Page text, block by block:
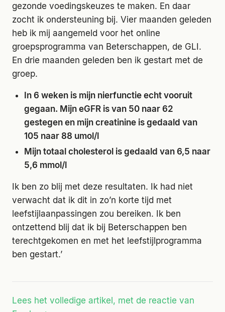
gezonde voedingskeuzes te maken. En daar
zocht ik ondersteuning bij. Vier maanden geleden
heb ik mij aangemeld voor het online
groepsprogramma van Beterschappen, de GLI.
En drie maanden geleden ben ik gestart met de
groep.
In 6 weken is mijn nierfunctie echt vooruit
gegaan. Mijn eGFR is van 50 naar 62
gestegen en mijn creatinine is gedaald van
105 naar 88 umol/l
Mijn totaal cholesterol is gedaald van 6,5 naar
5,6 mmol/l
Ik ben zo blij met deze resultaten. Ik had niet
verwacht dat ik dit in zo’n korte tijd met
leefstijlaanpassingen zou bereiken. Ik ben
ontzettend blij dat ik bij Beterschappen ben
terechtgekomen en met het leefstijlprogramma
ben gestart.’
Lees het volledige artikel, met de reactie van